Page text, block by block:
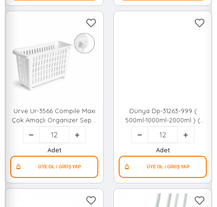
Urve Ur-3566 Compıle Maxi
Çok Amaçlı Organizer Sepet
( 13lt )*12=k
Adet
Dünya Dp-31263-999 (
500ml-1000ml-2000ml ) (
Karışık Renk ) ( 3pcs )
Dikdörtgen Easy Keep
Saklama Kab*12=k
Adet